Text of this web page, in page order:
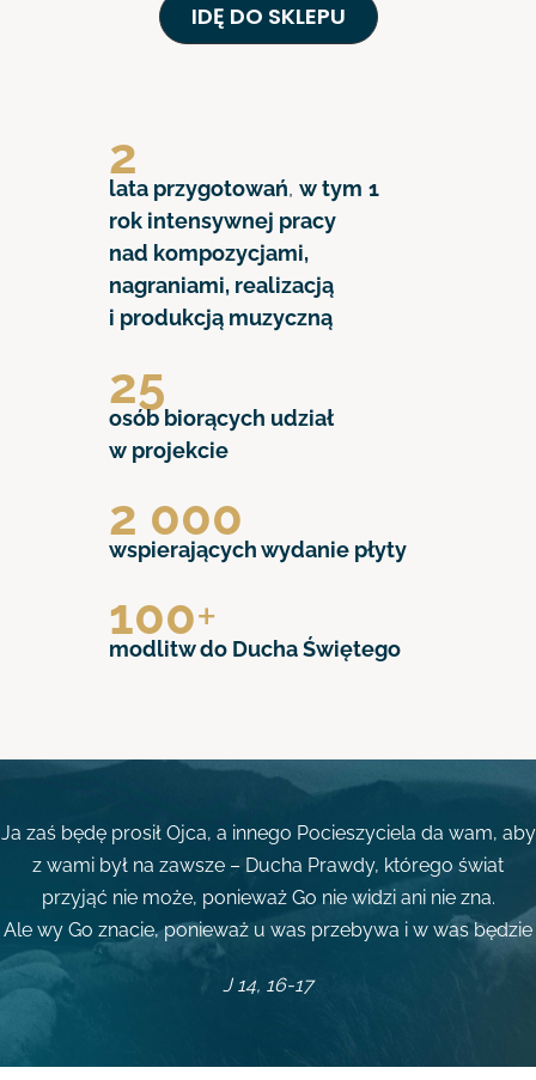
IDĘ DO SKLEPU
2
lata przygotowań,w tym 1
rok intensywnej pracy
nad kompozycjami,
nagraniami, realizacją
i produkcją muzyczną
25
osób biorących udział
w projekcie
2 000
wspierających wydanie płyty
100+
modlitw do Ducha Świętego
Ja zaś będę prosił Ojca, a innego Pocieszyciela da wam, aby
z wami był na zawsze – Ducha Prawdy, którego świat
przyjąć nie może, ponieważ Go nie widzi ani nie zna.
Ale wy Go znacie, ponieważ u was przebywa i w was będzie
J 14, 16-17